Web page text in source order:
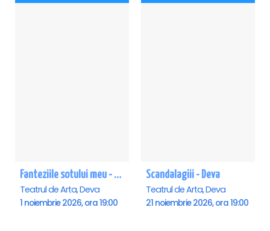
Fanteziile sotului meu - Deva
Teatrul de Arta, Deva
1 noiembrie 2026, ora 19:00
Scandalagiii - Deva
Teatrul de Arta, Deva
21 noiembrie 2026, ora 19:00